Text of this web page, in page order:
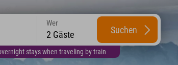
stays when traveling by train
Wer
2 Gäste Suchen